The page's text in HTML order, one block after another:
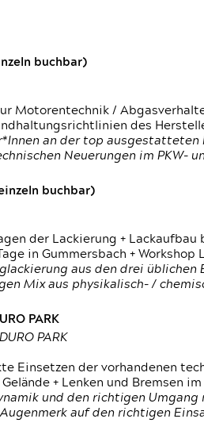
buchbar)
Motorentechnik /
des
an der top
Neuerungen im PKW-
buchbar)
der Lackierung +
in Gummersbach + Workshop
aus den drei
Mix aus physikalisch- /
PARK
PARK
Einsetzen der vorhandenen
+ Lenken und Bremsen im
und den richtigen
auf den richtigen